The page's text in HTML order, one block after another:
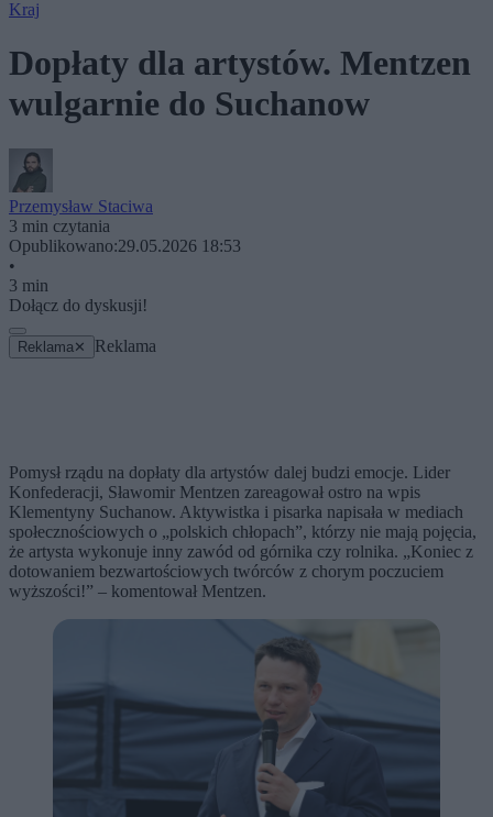
Kraj
Dopłaty dla artystów. Mentzen
wulgarnie do Suchanow
Przemysław Staciwa
3 min czytania
Opublikowano:29.05.2026 18:53
•
3 min
Dołącz do dyskusji!
Reklama ✕ Reklama
Pomysł rządu na dopłaty dla artystów dalej budzi emocje. Lider
Konfederacji, Sławomir Mentzen zareagował ostro na wpis
Klementyny Suchanow. Aktywistka i pisarka napisała w mediach
społecznościowych o „polskich chłopach”, którzy nie mają pojęcia,
że artysta wykonuje inny zawód od górnika czy rolnika. „Koniec z
dotowaniem bezwartościowych twórców z chorym poczuciem
wyższości!” – komentował Mentzen.